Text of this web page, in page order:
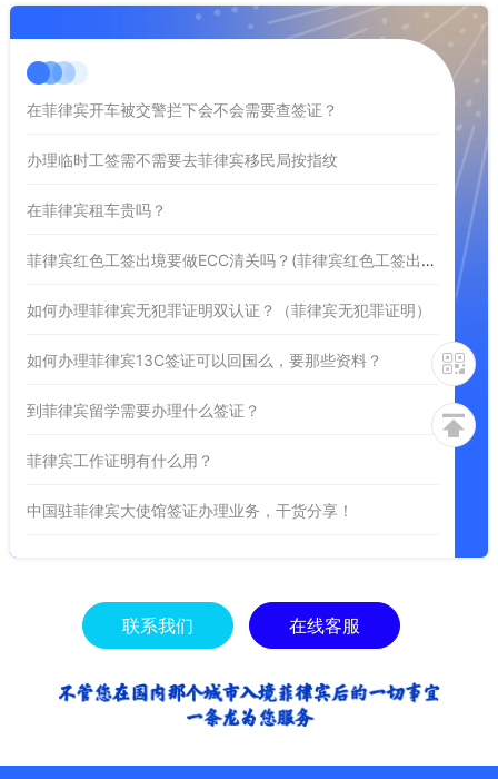
在菲律宾开车被交警拦下会不会需要查签证？
办理临时工签需不需要去菲律宾移民局按指纹
在菲律宾租车贵吗？
菲律宾红色工签出境要做ECC清关吗？(菲律宾红色工签出境做ECC)
如何办理菲律宾无犯罪证明双认证？（菲律宾无犯罪证明）
如何办理菲律宾13C签证可以回国么，要那些资料？
到菲律宾留学需要办理什么签证？
菲律宾工作证明有什么用？
中国驻菲律宾大使馆签证办理业务，干货分享！
联系我们 在线客服